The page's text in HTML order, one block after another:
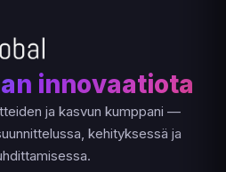
innovaatiota
ja kasvun kumppani —
kehityksessä ja